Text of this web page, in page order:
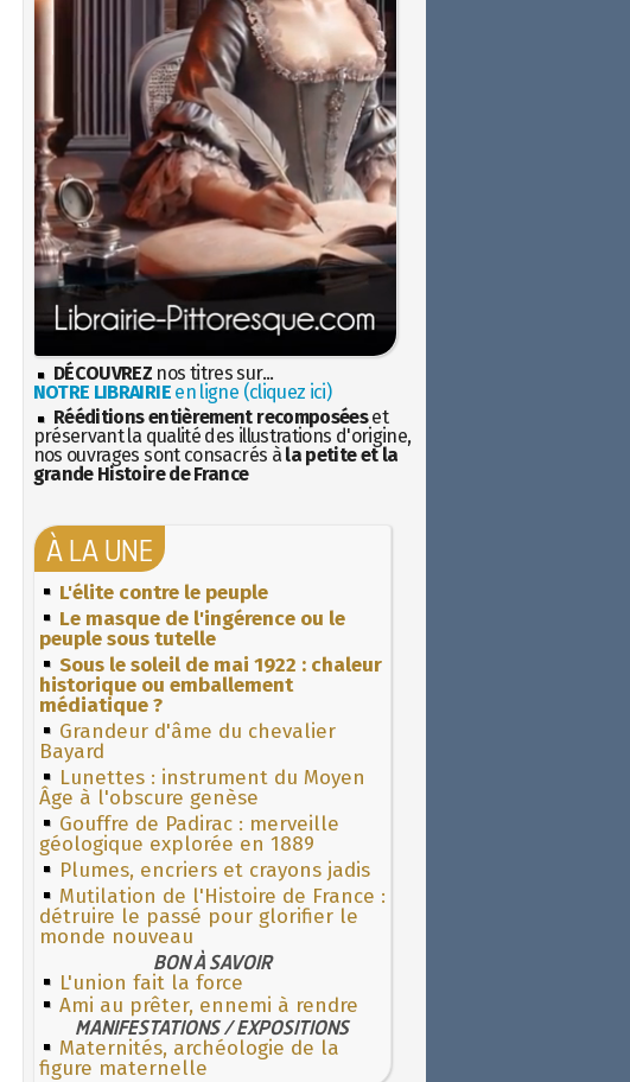
DÉCOUVREZ nos titres sur...
NOTRE LIBRAIRIEen ligne (cliquez ici)
Rééditions entièrement recomposéeset
préservant la qualité des illustrations d'origine,
nos ouvrages sont consacrés à la petite et la
grande Histoire de France
À LA UNE
L'élite contre le peuple
Le masque de l'ingérence ou le
peuple sous tutelle
Sous le soleil de mai 1922 : chaleur
historique ou emballement
médiatique ?
Grandeur d'âme du chevalier
Bayard
Lunettes : instrument du Moyen
Âge à l'obscure genèse
Gouffre de Padirac : merveille
géologique explorée en 1889
Plumes, encriers et crayons jadis
Mutilation de l'Histoire de France :
détruire le passé pour glorifier le
monde nouveau
BON À SAVOIR
L'union fait la force
Ami au prêter, ennemi à rendre
MANIFESTATIONS / EXPOSITIONS
Maternités, archéologie de la
figure maternelle